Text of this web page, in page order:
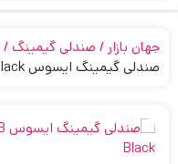
جهان بازار صندلی گیمینگ
صندلی گیمینگ ایسوس ROG Chariot SL300C RGB Black